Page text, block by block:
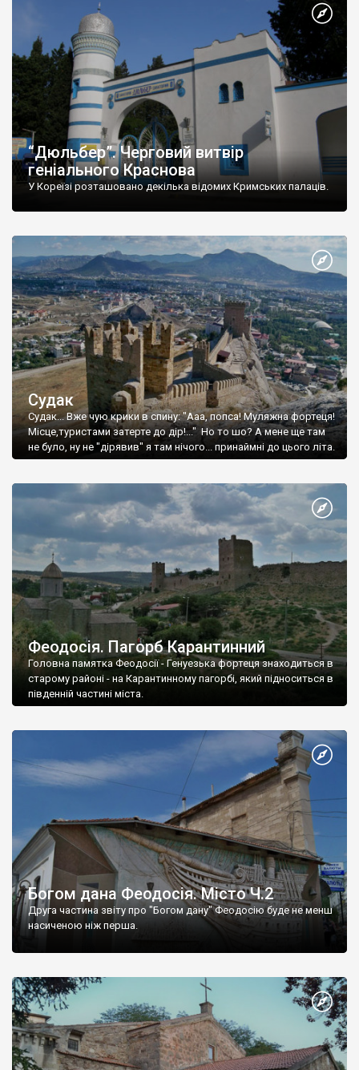
“Дюльбер”. Черговий витвір
геніального Краснова
У Кореїзі розташовано декілька відомих Кримських палаців.
Судак
Судак... Вже чую крики в спину: "Ааа, попса! Муляжна фортеця!
Місце,туристами затерте до дір!..." Но то шо? А мене ще там
не було, ну не "дірявив" я там нічого... принаймні до цього літа.
Феодосія. Пагорб Карантинний
Головна памятка Феодосії - Генуезька фортеця знаходиться в
старому районі - на Карантинному пагорбі, який підноситься в
південній частині міста.
Богом дана Феодосія. Місто Ч.2
Друга частина звіту про "Богом дану" Феодосію буде не менш
насиченою ніж перша.